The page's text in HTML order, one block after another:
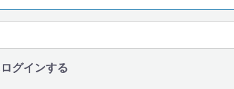
グインする